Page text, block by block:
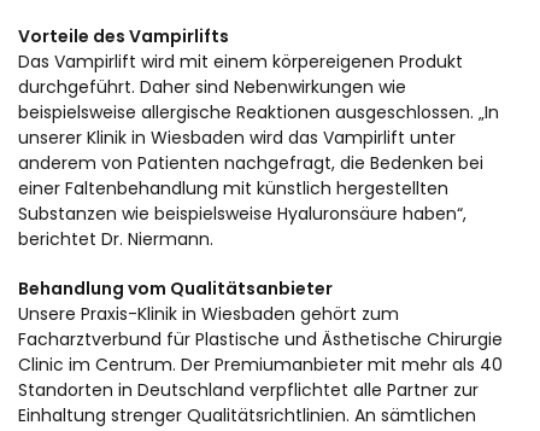
Vorteile des Vampirlifts
Das Vampirlift wird mit einem körpereigenen Produkt
durchgeführt. Daher sind Nebenwirkungen wie
beispielsweise allergische Reaktionen ausgeschlossen. „In
unserer Klinik in Wiesbaden wird das Vampirlift unter
anderem von Patienten nachgefragt, die Bedenken bei
einer Faltenbehandlung mit künstlich hergestellten
Substanzen wie beispielsweise Hyaluronsäure haben“,
berichtet Dr. Niermann.
Behandlung vom Qualitätsanbieter
Unsere Praxis-Klinik in Wiesbaden gehört zum
Facharztverbund für Plastische und Ästhetische Chirurgie
Clinic im Centrum. Der Premiumanbieter mit mehr als 40
Standorten in Deutschland verpflichtet alle Partner zur
Einhaltung strenger Qualitätsrichtlinien. An sämtlichen